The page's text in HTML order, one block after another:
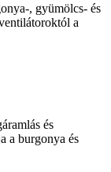
, gyümölcs- és
a
és
a burgonya és